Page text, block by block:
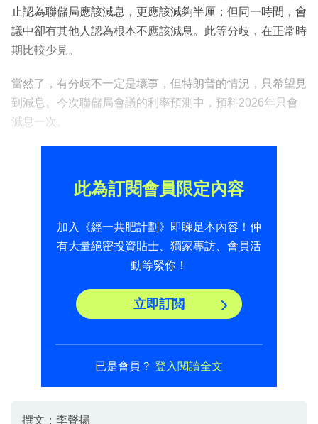
止認為聯儲局應該減息，更應該減夠半厘；但同一時間，會
議中卻有其他人認為根本不應該減息。此等分歧，在正常時
期比較少見。
當然了，有分歧不一定是壞事，但特朗普的情況，只希望見
到減息。今次聯儲局會議的利率預測中，預料2026年只會
減息一次。
此為訂閱會員限定內容
加入《經一共肥計劃》即睇足本內容！仲
有大量絕密投資貼士、獨家專訪、會員活
動等緊你！
立即訂閲
已是會員？ 登入閱讀全文
撰文：李聲揚